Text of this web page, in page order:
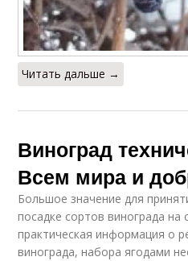
Читать дальше →
Виноград
Всем мира и
Большое значение для
посадке сортов винограда на
практическая информация о
винограда, набора ягодами